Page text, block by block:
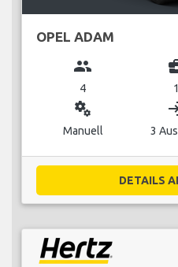
OPEL ADAM
group
4 1
miscellaneous_services
Manuell 3
DETAILS